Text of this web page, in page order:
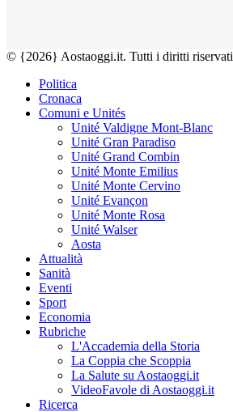
© {2026} Aostaoggi.it. Tutti i diritti riservati
Politica
Cronaca
Comuni e Unités
Unité Valdigne Mont-Blanc
Unité Gran Paradiso
Unité Grand Combin
Unité Monte Emilius
Unité Monte Cervino
Unité Evançon
Unité Monte Rosa
Unité Walser
Aosta
Attualità
Sanità
Eventi
Sport
Economia
Rubriche
L'Accademia della Storia
La Coppia che Scoppia
La Salute su Aostaoggi.it
VideoFavole di Aostaoggi.it
Ricerca